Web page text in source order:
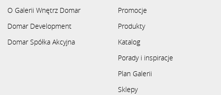
O Galerii Wnętrz Domar
Domar Development
Domar Spółka Akcyjna
Promocje
Produkty
Katalog
Porady i inspiracje
Plan Galerii
Sklepy